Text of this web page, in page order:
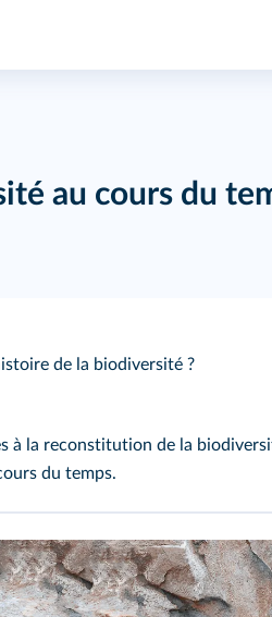
au cours du
de la biodiversité ?
à la reconstitution de la
du temps.